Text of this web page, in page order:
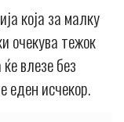
која за малку
очекува тежок
влезе без
еден исчекор.